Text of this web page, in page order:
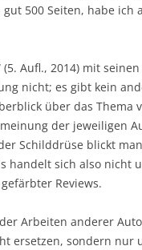
500 Seiten, habe ich
Aufl., 2014) mit
nicht; es gibt kein
über das Thema
der jeweiligen
Schilddrüse blickt
handelt sich also nicht
Reviews.
Arbeiten anderer
ersetzen, sondern nur